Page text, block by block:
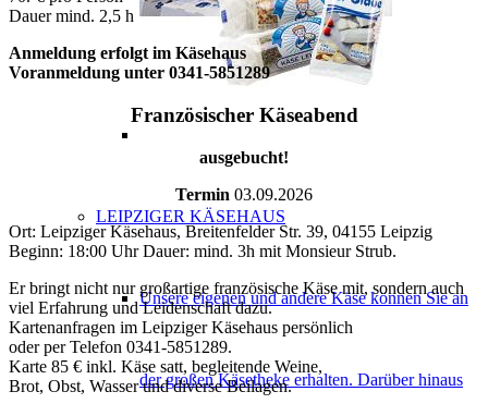
LEIPZIGER KÄSEHAUS
Unsere eigenen und andere Käse können Sie an
der großen Käsetheke erhalten. Darüber hinaus
Dauer mind. 2,5 h
Anmeldung erfolgt im Käsehaus
Voranmeldung unter 0341-5851289
Französischer Käseabend
ausgebucht!
Termin 03.09.2026
Ort: Leipziger Käsehaus, Breitenfelder Str. 39, 04155 Leipzig
Beginn: 18:00 Uhr Dauer: mind. 3h mit Monsieur Strub.
Er bringt nicht nur großartige französische Käse mit, sondern auch
viel Erfahrung und Leidenschaft dazu.
Kartenanfragen im Leipziger Käsehaus persönlich
oder per Telefon 0341-5851289.
Karte 85 € inkl. Käse satt, begleitende Weine,
Brot, Obst, Wasser und diverse Beilagen.